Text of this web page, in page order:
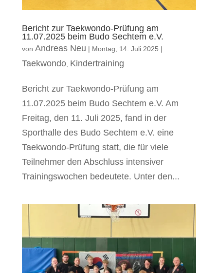
Bericht zur Taekwondo-Prüfung am
11.07.2025 beim Budo Sechtem e.V.
von Andreas Neu | Montag, 14. Juli 2025 |
Taekwondo, Kindertraining
Bericht zur Taekwondo-Prüfung am
11.07.2025 beim Budo Sechtem e.V. Am
Freitag, den 11. Juli 2025, fand in der
Sporthalle des Budo Sechtem e.V. eine
Taekwondo-Prüfung statt, die für viele
Teilnehmer den Abschluss intensiver
Trainingswochen bedeutete. Unter den...